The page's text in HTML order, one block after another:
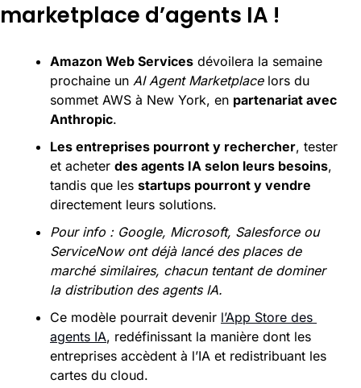
marketplace d’agents IA !
Amazon Web Services dévoilera la semaine
prochaine un AI Agent Marketplace lors du
sommet AWS à New York, en partenariat avec
Anthropic.
Les entreprises pourront y rechercher, tester
et acheter des agents IA selon leurs besoins,
tandis que les startups pourront y vendre
directement leurs solutions.
Pour info : Google, Microsoft, Salesforce ou
ServiceNow ont déjà lancé des places de
marché similaires, chacun tentant de dominer
la distribution des agents IA.
Ce modèle pourrait devenir l’App Store des
agents IA, redéfinissant la manière dont les
entreprises accèdent à l’IA et redistribuant les
cartes du cloud.